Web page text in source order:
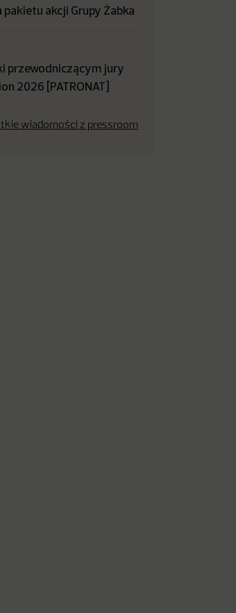
pakietu akcji Grupy Żabka
przewodniczącym jury
2026 [PATRONAT]
wiadomości z pressroom